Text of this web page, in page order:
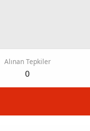
Alınan Tepkiler
0